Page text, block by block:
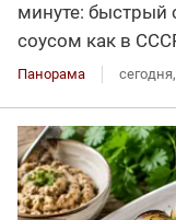
минуте: быстрый
соусом как в
Панорама